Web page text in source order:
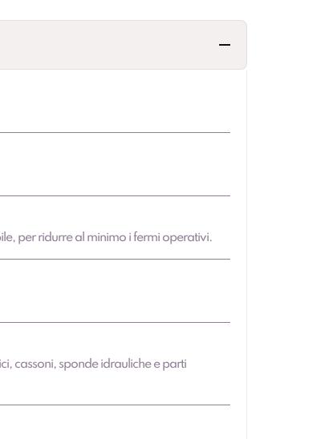
per ridurre al minimo i fermi operativi.
cassoni, sponde idrauliche e parti